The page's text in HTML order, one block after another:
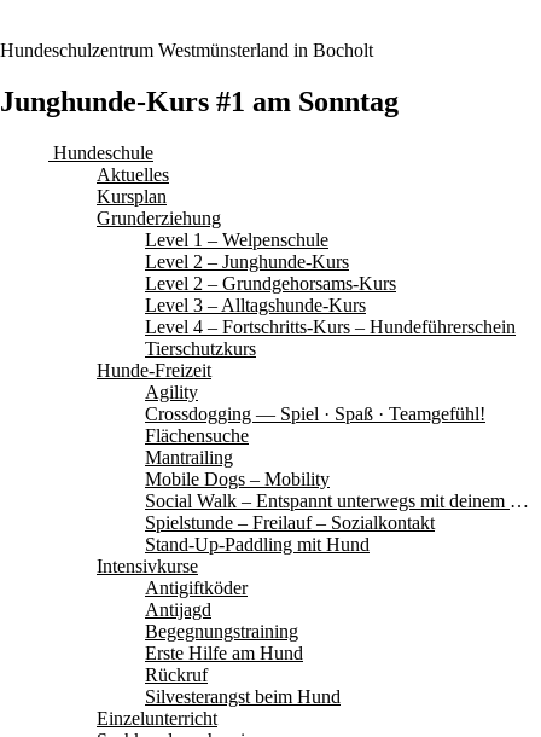
Hundeschulzentrum Westmünsterland in Bocholt
Junghunde-Kurs #1 am Sonntag
Hundeschule
Aktuelles
Kursplan
Grunderziehung
Level 1 – Welpenschule
Level 2 – Junghunde-Kurs
Level 2 – Grundgehorsams-Kurs
Level 3 – Alltagshunde-Kurs
Level 4 – Fortschritts-Kurs – Hundeführerschein
Tierschutzkurs
Hunde-Freizeit
Agility
Crossdogging — Spiel · Spaß · Teamgefühl!
Flächensuche
Mantrailing
Mobile Dogs – Mobility
Social Walk – Entspannt unterwegs mit deinem Hund
Spielstunde – Freilauf – Sozialkontakt
Stand-Up-Paddling mit Hund
Intensivkurse
Antigiftköder
Antijagd
Begegnungstraining
Erste Hilfe am Hund
Rückruf
Silvesterangst beim Hund
Einzelunterricht